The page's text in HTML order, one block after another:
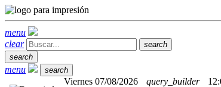
menu
clear
search
search
menu search
Viernes 07/08/2026 query_builder